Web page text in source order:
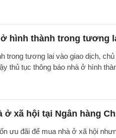
hình thành trong tương
trong tương lai vào giao dịch,
thủ tục thông báo nhà ở hình
ở xã hội tại Ngân hàng
ưu đãi để mua nhà ở xã hội